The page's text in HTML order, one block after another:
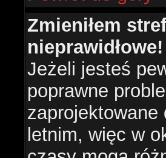
Zmieniłem
nieprawidłowe!
Jeżeli jesteś
poprawne
zaprojektowane
letnim, więc w